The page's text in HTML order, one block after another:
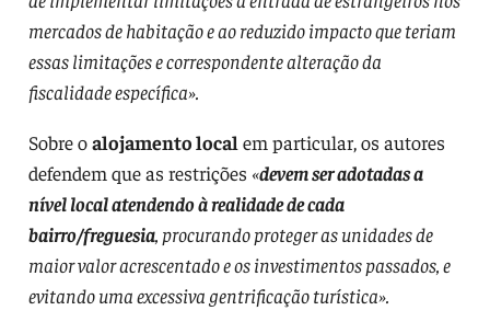
mercados de habitação e ao reduzido impacto que teriam
essas limitações e correspondente alteração da
fiscalidade específica».
Sobre oalojamento local em particular, os autores
defendem que as restrições «devem ser adotadas a
nível local atendendo à realidade de cada
bairro/freguesia, procurando proteger as unidades de
maior valor acrescentado e os investimentos passados, e
evitando uma excessiva gentrificação turística».